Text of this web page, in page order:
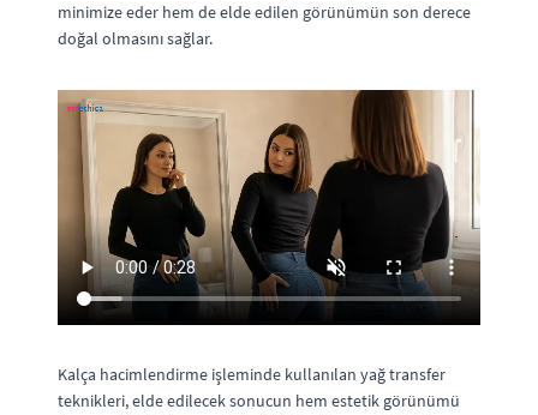
minimize eder hem de elde edilen görünümün son derece
doğal olmasını sağlar.
Kalça hacimlendirme işleminde kullanılan yağ transfer
teknikleri, elde edilecek sonucun hem estetik görünümü